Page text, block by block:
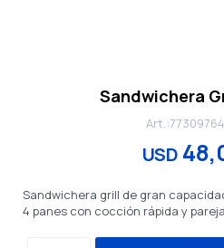
Sandwichera
USD
Sandwichera grill de gran
4 panes con cocción rápida y